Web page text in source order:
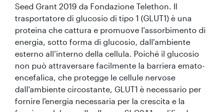
Seed Grant 2019 da Fondazione Telethon. Il
trasportatore di glucosio di tipo 1 (GLUT1) è una
proteina che cattura e promuove l'assorbimento di
energia, sotto forma di glucosio, dall'ambiente
esterno all’interno della cellula. Poiché il glucosio
non può attraversare facilmente la barriera emato-
encefalica, che protegge le cellule nervose
dall'ambiente circostante, GLUT1 è necessario per
fornire l'energia necessaria per la crescita e la